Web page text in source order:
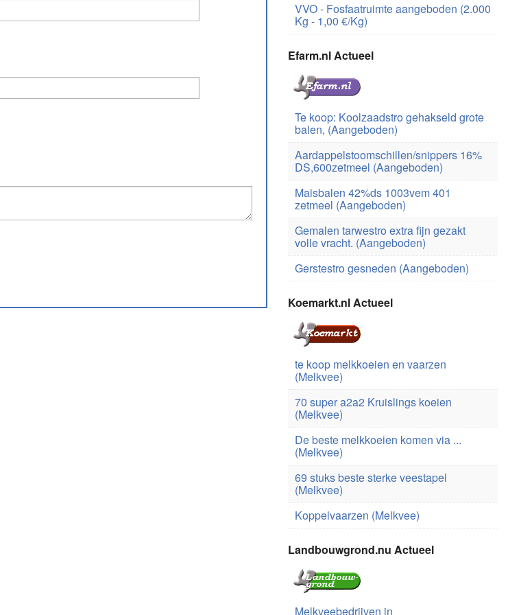
VVO - Fosfaatruimte aangeboden (2.000
Kg - 1,00 €/Kg)
Efarm.nl Actueel
Te koop: Koolzaadstro gehakseld grote
balen, (Aangeboden)
Aardappelstoomschillen/snippers 16%
DS,600zetmeel (Aangeboden)
Maisbalen 42%ds 1003vem 401
zetmeel (Aangeboden)
Gemalen tarwestro extra fijn gezakt
volle vracht. (Aangeboden)
Gerstestro gesneden (Aangeboden)
Koemarkt.nl Actueel
te koop melkkoeien en vaarzen
(Melkvee)
70 super a2a2 Kruislings koeien
(Melkvee)
De beste melkkoeien komen via ...
(Melkvee)
69 stuks beste sterke veestapel
(Melkvee)
Koppelvaarzen (Melkvee)
Landbouwgrond.nu Actueel
Melkveebedrijven in